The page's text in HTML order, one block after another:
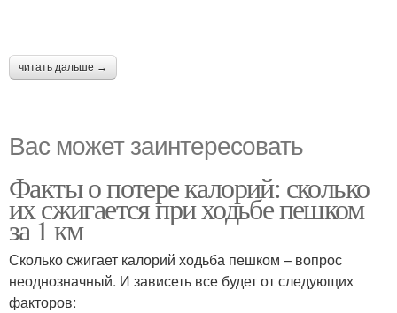
читать дальше →
Вас может заинтересовать
Факты о потере калорий: сколько
их сжигается при ходьбе пешком
за 1 км
Сколько сжигает калорий ходьба пешком – вопрос
неоднозначный. И зависеть все будет от следующих
факторов: